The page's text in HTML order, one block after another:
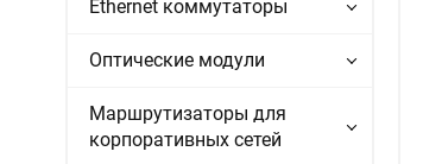
Ethernet коммутаторы
Оптические модули
Маршрутизаторы для
корпоративных сетей